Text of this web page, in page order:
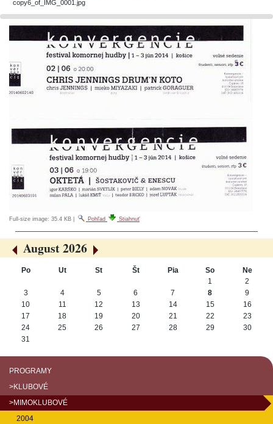
copy6_of_IMG_0001.jpg
Full-size image: 35.4 KB Pohľad Stiahnuť
«
August 2026
»
Po Ut St Št Pia So
Ne
1
2
3
4 5 6 7 8
9
10
11 12 13 14 15
16
17
18 19 20 21 22
23
24
25 26 27 28 29
30
31
PROGRAMY
>KLUBOVÉ
>MIMOKLUBOVÉ
2004